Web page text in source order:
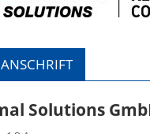
Solutions